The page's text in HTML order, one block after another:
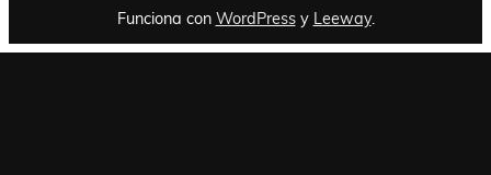
Funciona con WordPressy Leeway.